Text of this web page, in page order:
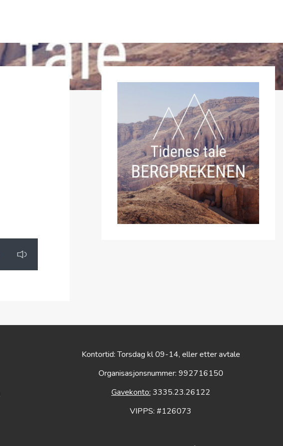
Kontortid: Torsdag kl 09-14, eller etter avtale
Organisasjonsnummer: 992716150
Gavekonto: 3335.23.26122
VIPPS: #126073